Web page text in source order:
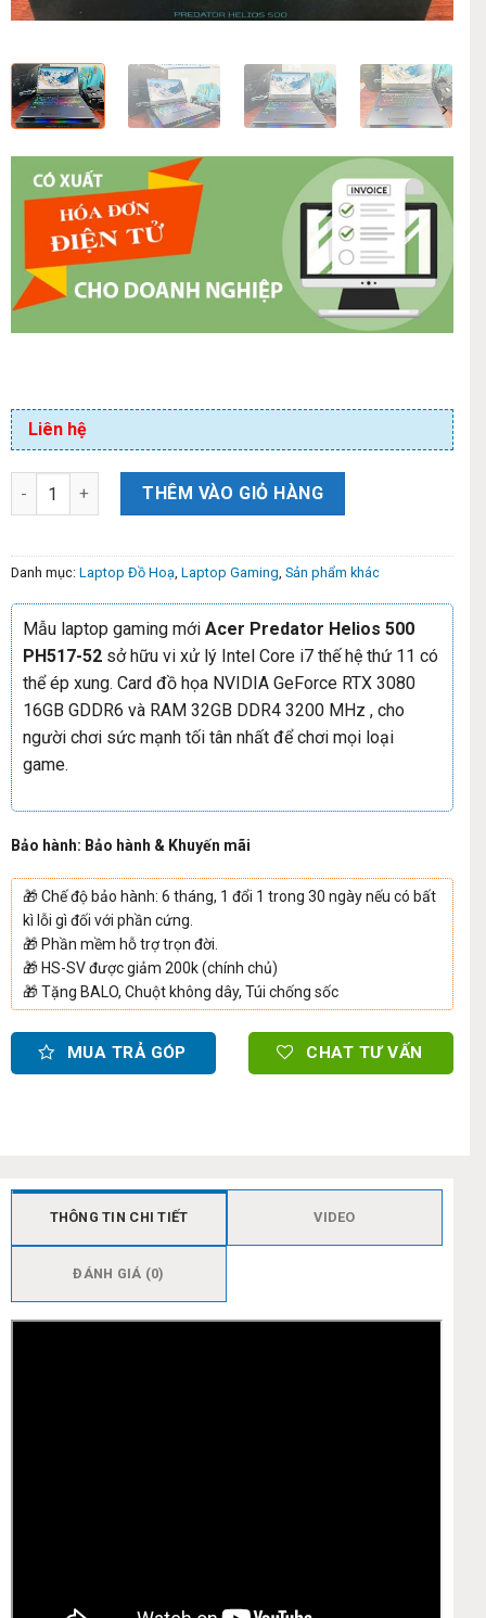
Liên hệ
THÊM VÀO GIỎ HÀNG
Danh mục: Laptop Đồ Hoạ Laptop Gaming Sản phẩm khác
Mẫu laptop gaming mới Acer Predator Helios 500
PH517-52 sở hữu vi xử lý Intel Core i7 thế hệ thứ 11 có
thể ép xung. Card đồ họa NVIDIA GeForce RTX 3080
16GB GDDR6 và RAM 32GB DDR4 3200 MHz , cho
người chơi sức mạnh tối tân nhất để chơi mọi loại
game.
Bảo hành: Bảo hành & Khuyến mãi
🎁Chế độ bảo hành: 6 tháng, 1 đổi 1 trong 30 ngày nếu có bất
kì lỗi gì đối với phần cứng.
🎁 Phần mềm hỗ trợ trọn đời.
🎁 HS-SV được giảm 200k (chính chủ)
🎁Tặng BALO, Chuột không dây, Túi chống sốc
MUA TRẢ GÓP CHAT TƯ VẤN
THÔNG TIN CHI TIẾT VIDEO
ĐÁNH GIÁ (0)